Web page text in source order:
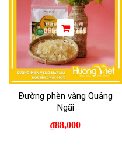
Đường phèn vàng Quảng
Ngãi
₫88,000